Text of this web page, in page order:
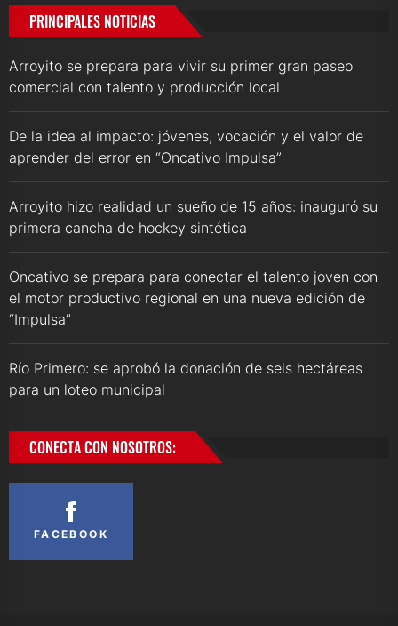
PRINCIPALES NOTICIAS
Arroyito se prepara para vivir su primer gran paseo
comercial con talento y producción local
De la idea al impacto: jóvenes, vocación y el valor de
aprender del error en “Oncativo Impulsa”
Arroyito hizo realidad un sueño de 15 años: inauguró su
primera cancha de hockey sintética
Oncativo se prepara para conectar el talento joven con
el motor productivo regional en una nueva edición de
“Impulsa”
Río Primero: se aprobó la donación de seis hectáreas
para un loteo municipal
CONECTA CON NOSOTROS:
FACEBOOK